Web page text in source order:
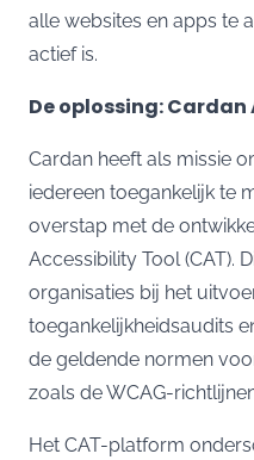
alle websites en apps te
actief is.
De oplossing:
Cardan heeft als missie
iedereen toegankelijk te
overstap met de
Accessibility Tool (CAT).
organisaties bij het
toegankelijkheidsaudits
de geldende normen
zoals de WCAG-
Het CAT-platform